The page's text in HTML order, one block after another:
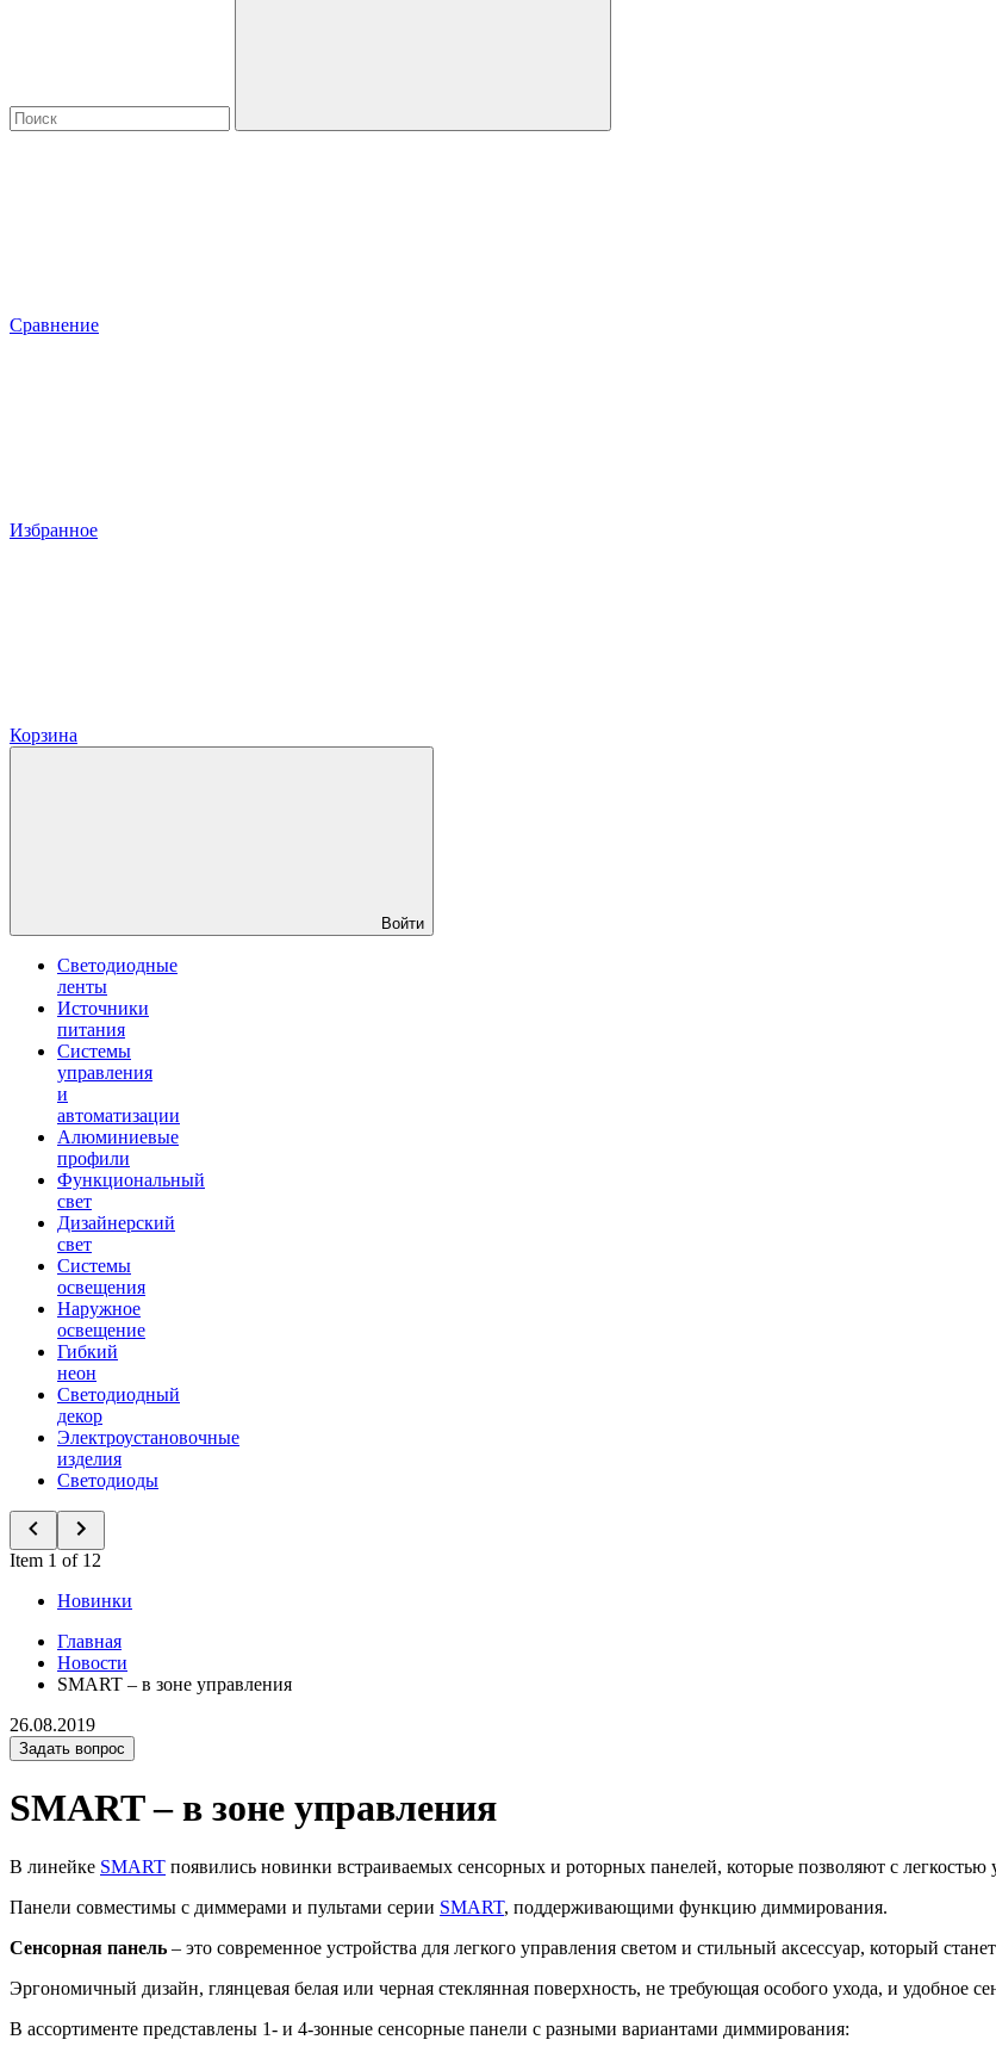
Сравнение
Избранное
Корзина
Войти
Светодиодные
ленты
Источники
питания
Системы
управления
и
автоматизации
Алюминиевые
профили
Функциональный
свет
Дизайнерский
свет
Системы
освещения
Наружное
освещение
Гибкий
неон
Светодиодный
декор
Электроустановочные
изделия
Светодиоды
Item 1 of 12
Новинки
Главная
Новости
SMART – в зоне управления
26.08.2019
Задать вопрос
SMART – в зоне управления
В линейке SMART появились новинки встраиваемых сенсорных и роторных панелей, которые позволяют с легкостью
Панели совместимы с диммерами и пультами серии SMART, поддерживающими функцию диммирования.
Сенсорная панель – это современное устройства для легкого управления светом и стильный аксессуар, который
Эргономичный дизайн, глянцевая белая или черная стеклянная поверхность, не требующая особого ухода, и удобное
В ассортименте представлены 1- и 4-зонные сенсорные панели с разными вариантами диммирования: